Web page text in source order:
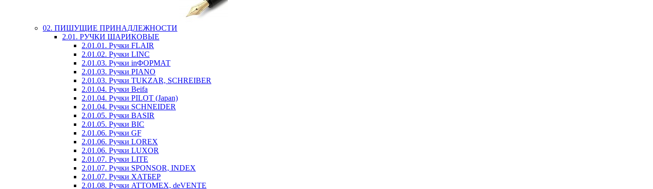
02. ПИШУЩИЕ ПРИНАДЛЕЖНОСТИ
2.01. РУЧКИ ШАРИКОВЫЕ
2.01.01. Ручки FLAIR
2.01.02. Ручки LINC
2.01.03. Ручки inФОРМАТ
2.01.03. Ручки PIANO
2.01.03. Ручки TUKZAR, SCHREIBER
2.01.04. Ручки Beifa
2.01.04. Ручки PILOT (Japan)
2.01.04. Ручки SCHNEIDER
2.01.05. Ручки BASIR
2.01.05. Ручки BIC
2.01.06. Ручки GF
2.01.06. Ручки LOREX
2.01.06. Ручки LUXOR
2.01.07. Ручки LITE
2.01.07. Ручки SPONSOR, INDEX
2.01.07. Ручки ХАТБЕР
2.01.08. Ручки ATTOMEX, deVENTE